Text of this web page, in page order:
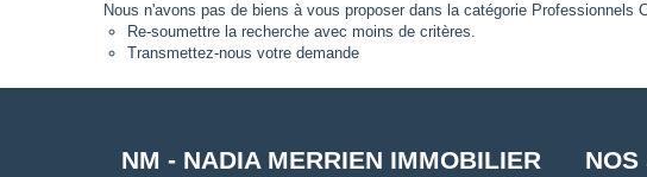
Nous n'avons pas de biens à vous proposer dans la catégorie
Re-soumettre la recherche avec moins de critères.
Transmettez-nous votre demande
NM - NADIA MERRIEN IMMOBILIER NOS